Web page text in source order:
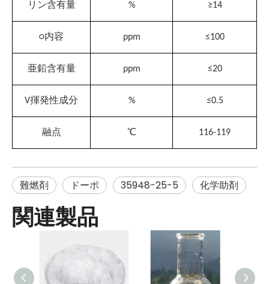
リン含有量 % ≥14
○内容 ppm ≤100
亜鉛含有量 ppm ≤20
V揮発性成分 % ≤0.5
融点 ℃ 116-119
難燃剤 ドーポ 35948-25-5 化学助剤
関連製品